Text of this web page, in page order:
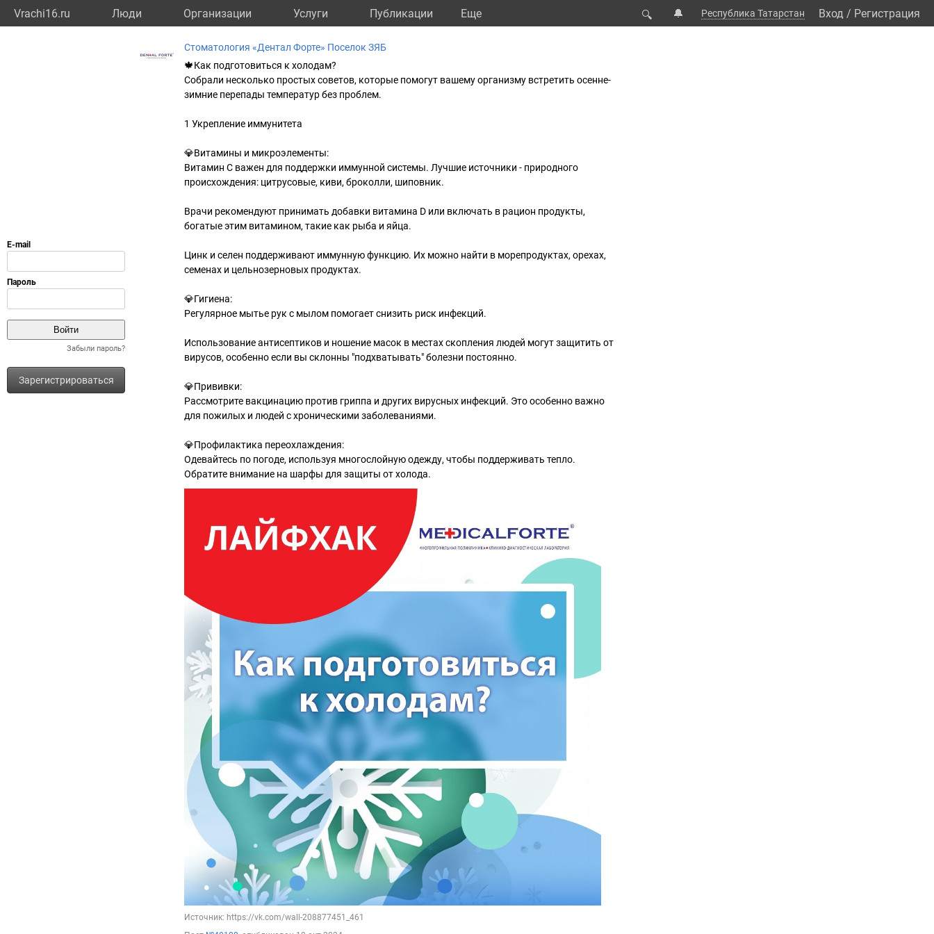
Vrachi16.ru Люди Организации Услуги Публикации Eще 🔍 🔔 Республика Татарстан Вход / Регистрация
Забыли пароль?
Зарегистрироваться
Стоматология «Дентал Форте» Поселок ЗЯБ
🍁Как подготовиться к холодам?
Собрали несколько простых советов, которые помогут вашему организму встретить осенне-
зимние перепады температур без проблем.
1 Укрепление иммунитета
💎Витамины и микроэлементы:
Витамин С важен для поддержки иммунной системы. Лучшие источники - природного
происхождения: цитрусовые, киви, броколли, шиповник.
Врачи рекомендуют принимать добавки витамина D или включать в рацион продукты,
богатые этим витамином, такие как рыба и яйца.
Цинк и селен поддерживают иммунную функцию. Их можно найти в морепродуктах, орехах,
семенах и цельнозерновых продуктах.
💎Гигиена:
Регулярное мытье рук с мылом помогает снизить риск инфекций.
Использование антисептиков и ношение масок в местах скопления людей могут защитить от
вирусов, особенно если вы склонны "подхватывать" болезни постоянно.
💎Прививки:
Рассмотрите вакцинацию против гриппа и других вирусных инфекций. Это особенно важно
для пожилых и людей с хроническими заболеваниями.
💎Профилактика переохлаждения:
Одевайтесь по погоде, используя многослойную одежду, чтобы поддерживать тепло.
Обратите внимание на шарфы для защиты от холода.
Источник: https://vk.com/wall-208877451_461